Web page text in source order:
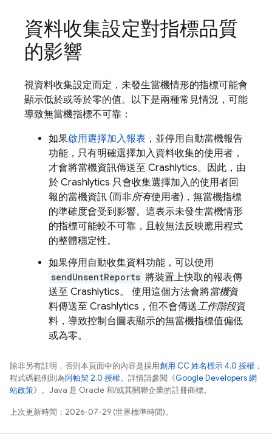
資料收集設定對指標品質
的影響
視資料收集設定而定，未發生當機情形的指標可能會
顯示低於或等於零的值。以下是兩種常見情況，可能
導致無當機指標不可靠：
如果啟用選擇加入報表 ，並停用自動當機報告
功能，只有明確選擇加入資料收集的使用者，
才會將當機資訊傳送至 Crashlytics。因此，由
於 Crashlytics 只會收集選擇加入的使用者回
報的當機資訊 (而非所有使用者)，無當機指標
的準確度會受到影響。這表示未發生當機情形
的指標可能較不可靠，且較無法反映應用程式
的整體穩定性。
如果停用自動收集資料功能，可以使用
sendUnsentReports 將裝置上快取的報表傳
送至 Crashlytics。 使用這個方法會將當機資
料傳送至 Crashlytics ，但不會傳送工作階段資
料，導致控制台圖表顯示的無當機指標值偏低
或為零。
除非另有註明，否則本頁面中的內容是採用創用 CC 姓名標示 4.0 授權 ，
程式碼範例則為阿帕契 2.0 授權。詳情請參閱《Google Developers 網
站政策》。Java 是 Oracle 和/或其關聯企業的註冊商標。
上次更新時間：2026-07-29 (世界標準時間)。